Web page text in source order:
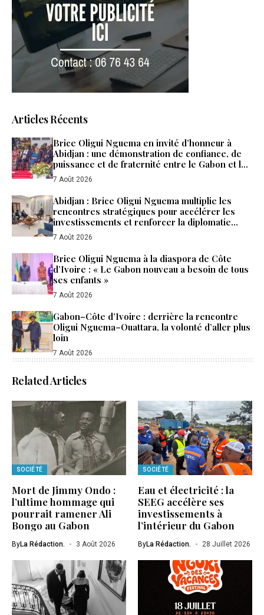
Articles Récents
Brice Oligui Nguema en invité d’honneur à
Abidjan : une démonstration de confiance, de
puissance et de fraternité entre le Gabon et la
Côte d’Ivoire
7 Août 2026
Abidjan : Brice Oligui Nguema multiplie les
rencontres stratégiques pour accélérer les
investissements et renforcer la diplomatie
économique du Gabon
7 Août 2026
Brice Oligui Nguema à la diaspora de Côte
d’Ivoire : « Le Gabon nouveau a besoin de tous
ses enfants »
7 Août 2026
Gabon–Côte d’Ivoire : derrière la rencontre
Oligui Nguema–Ouattara, la volonté d’aller plus
loin
7 Août 2026
Related Articles
SOCIÉTÉ
Mort de Jimmy Ondo :
l’ultime hommage qui
pourrait ramener Ali
Bongo au Gabon
ByLa Rédaction. 3 Août 2026
SOCIÉTÉ
Eau et électricité : la
SEEG accélère ses
investissements à
l’intérieur du Gabon
ByLa Rédaction. 28 Juillet 2026